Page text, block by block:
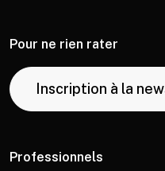
Pour ne rien rater
Inscription à la
Professionnels